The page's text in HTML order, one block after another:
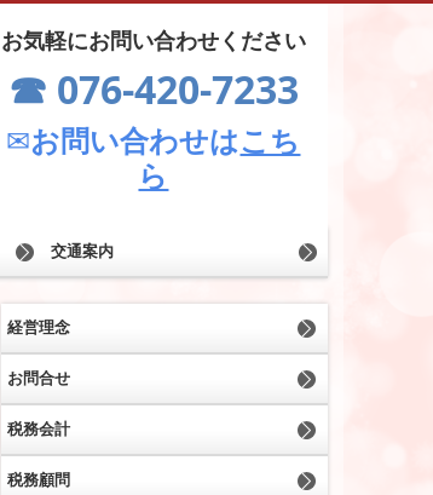
お気軽にお問い合わせください
☎ 076-420-7233
✉お問い合わせはこち
ら
交通案内
経営理念
お問合せ
税務会計
税務顧問